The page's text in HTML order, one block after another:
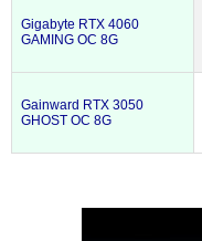
Gigabyte RTX 4060
GAMING OC 8G
Gainward RTX 3050
GHOST OC 8G